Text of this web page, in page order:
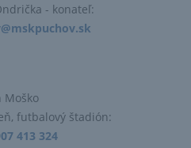
- konateľ:
Moško
futbalový štadión:
413 324